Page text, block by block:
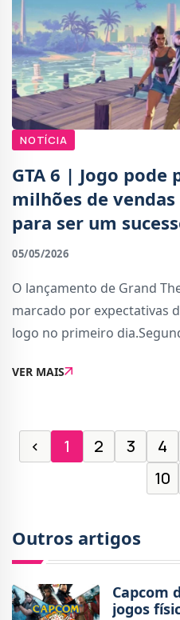
NOTÍCIA
GTA 6 | Jogo pode
milhões de
para ser um
05/05/2026
O lançamento de Grand
marcado por expectativas
logo no primeiro
cópias vendidas nas
VER MAIS
‹ 1 2 3 4
10
Outros artigos
Capcom
jogos